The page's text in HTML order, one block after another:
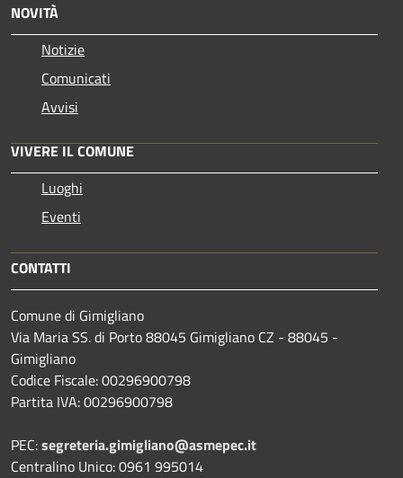
NOVITÀ
Notizie
Comunicati
Avvisi
VIVERE IL COMUNE
Luoghi
Eventi
CONTATTI
Comune di Gimigliano
Via Maria SS. di Porto 88045 Gimigliano CZ - 88045 -
Gimigliano
Codice Fiscale: 00296900798
Partita IVA: 00296900798
PEC:segreteria.gimigliano@asmepec.it
Centralino Unico: 0961 995014